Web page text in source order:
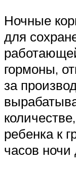
Ночные
для
гормоны,
за
ребенка к
часов ночи